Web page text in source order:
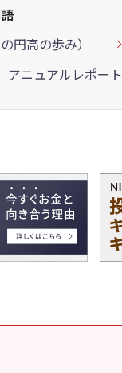
円高の歩み）
アニュアルレポート